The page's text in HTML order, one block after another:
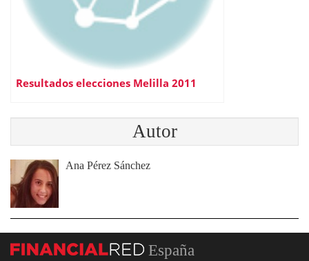
Resultados elecciones Melilla 2011
Autor
Ana Pérez Sánchez
España